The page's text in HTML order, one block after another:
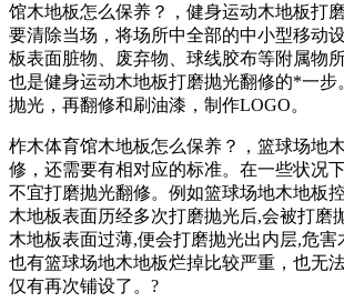
馆木地板怎么保养？，健身运动木地板打
要清除当场，将场所中全部的中小型移动
板表面脏物、废弃物、球线胶布等附属物
也是健身运动木地板打磨抛光翻修的*一步
抛光，再翻修和刷油漆，制作LOGO。
柞木体育馆木地板怎么保养？，篮球场地
修，还需要有相对应的标准。在一些状况
不宜打磨抛光翻修。例如篮球场地木地板
木地板表面历经多次打磨抛光后,会被打磨
木地板表面过薄,便会打磨抛光出内层,危害
也有篮球场地木地板烂掉比较严重，也无
仅有再次铺设了。?